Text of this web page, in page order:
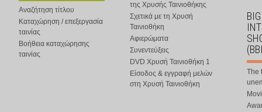
Αναζήτηση τίτλου
Καταχώρηση / επεξεργασία
ταινίας
Βοήθεια καταχώρησης
ταινίας
της Χρυσής Ταινιοθήκης
Σχετικά με τη Χρυσή
Ταινιοθήκη
Αφιερώματα
Συνεντεύξεις
DVD Χρυσή Ταινιοθήκη 1
Είσοδος & εγγραφή μελών
στη Χρυσή Ταινιοθήκη
The